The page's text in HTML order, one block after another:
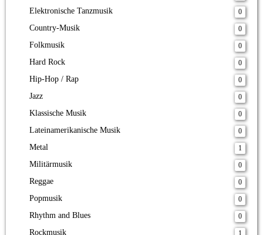
Elektronische Tanzmusik 0
Country-Musik 0
Folkmusik 0
Hard Rock 0
Hip-Hop / Rap 0
Jazz 0
Klassische Musik 0
Lateinamerikanische Musik 0
Metal 1
Militärmusik 0
Reggae 0
Popmusik 0
Rhythm and Blues 0
Rockmusik 1